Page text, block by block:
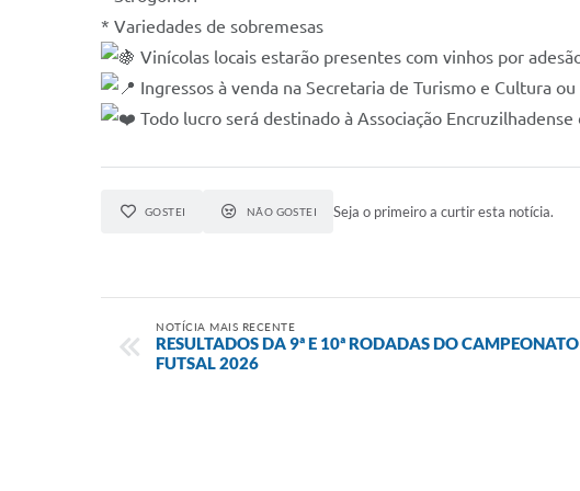
* Variedades de sobremesas
Vinícolas locais estarão presentes com vinhos por
Ingressos à venda na Secretaria de Turismo e Cultura
Todo lucro será destinado à Associação
GOSTEI NÃO GOSTEI Seja o primeiro a curtir esta notícia.
NOTÍCIA MAIS RECENTE
RESULTADOS DA 9ª E 10ª RODADAS DO
FUTSAL 2026